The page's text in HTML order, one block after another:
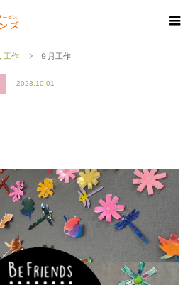
工作 ９月工作
2023.10.01